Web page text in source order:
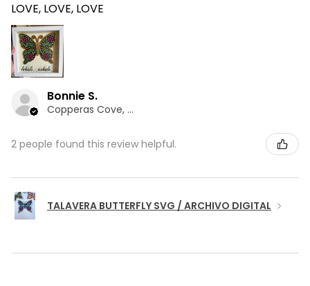
LOVE, LOVE, LOVE
Bonnie S.
Copperas Cove, TX
2 people found this review helpful.
TALAVERA BUTTERFLY SVG / ARCHIVO DIGITAL